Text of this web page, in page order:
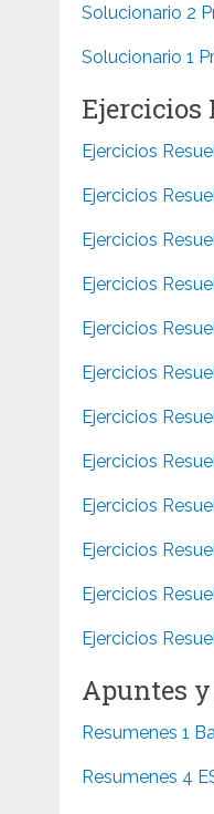
Solucionario 2
Solucionario 1
Ejercicios
Ejercicios
Ejercicios
Ejercicios
Ejercicios
Ejercicios
Ejercicios
Ejercicios
Ejercicios
Ejercicios
Ejercicios
Ejercicios
Ejercicios
Apuntes
Resumenes 1
Resumenes 4